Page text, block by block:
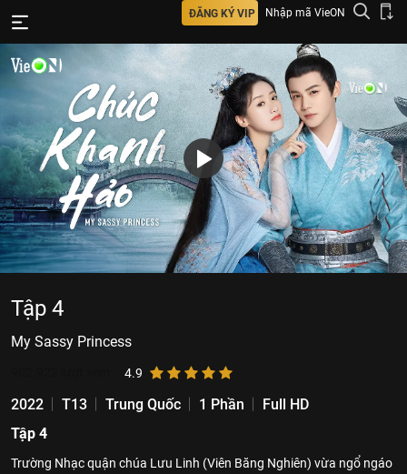
ĐĂNG KÝ VIP Nhập mã VieON
Tập 4
My Sassy Princess
4.9
2022 T13 Trung Quốc 1 Phần
Full HD
Tập 4
Trường Nhạc quận chúa Lưu Linh (Viên Băng Nghiên) vừa ngổ ngáo